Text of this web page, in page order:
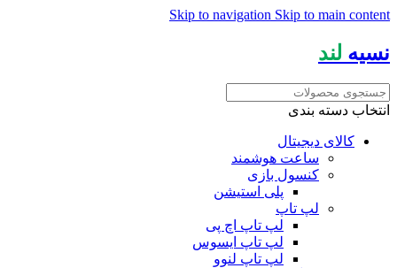
Skip to navigation Skip to main content
نسیه لند
انتخاب دسته بندی
کالای دیجیتال
ساعت هوشمند
کنسول بازی
پلی استیشن
لپ تاپ
لپ تاپ اچ پی
لپ تاپ ایسوس
لپ تاپ لنوو